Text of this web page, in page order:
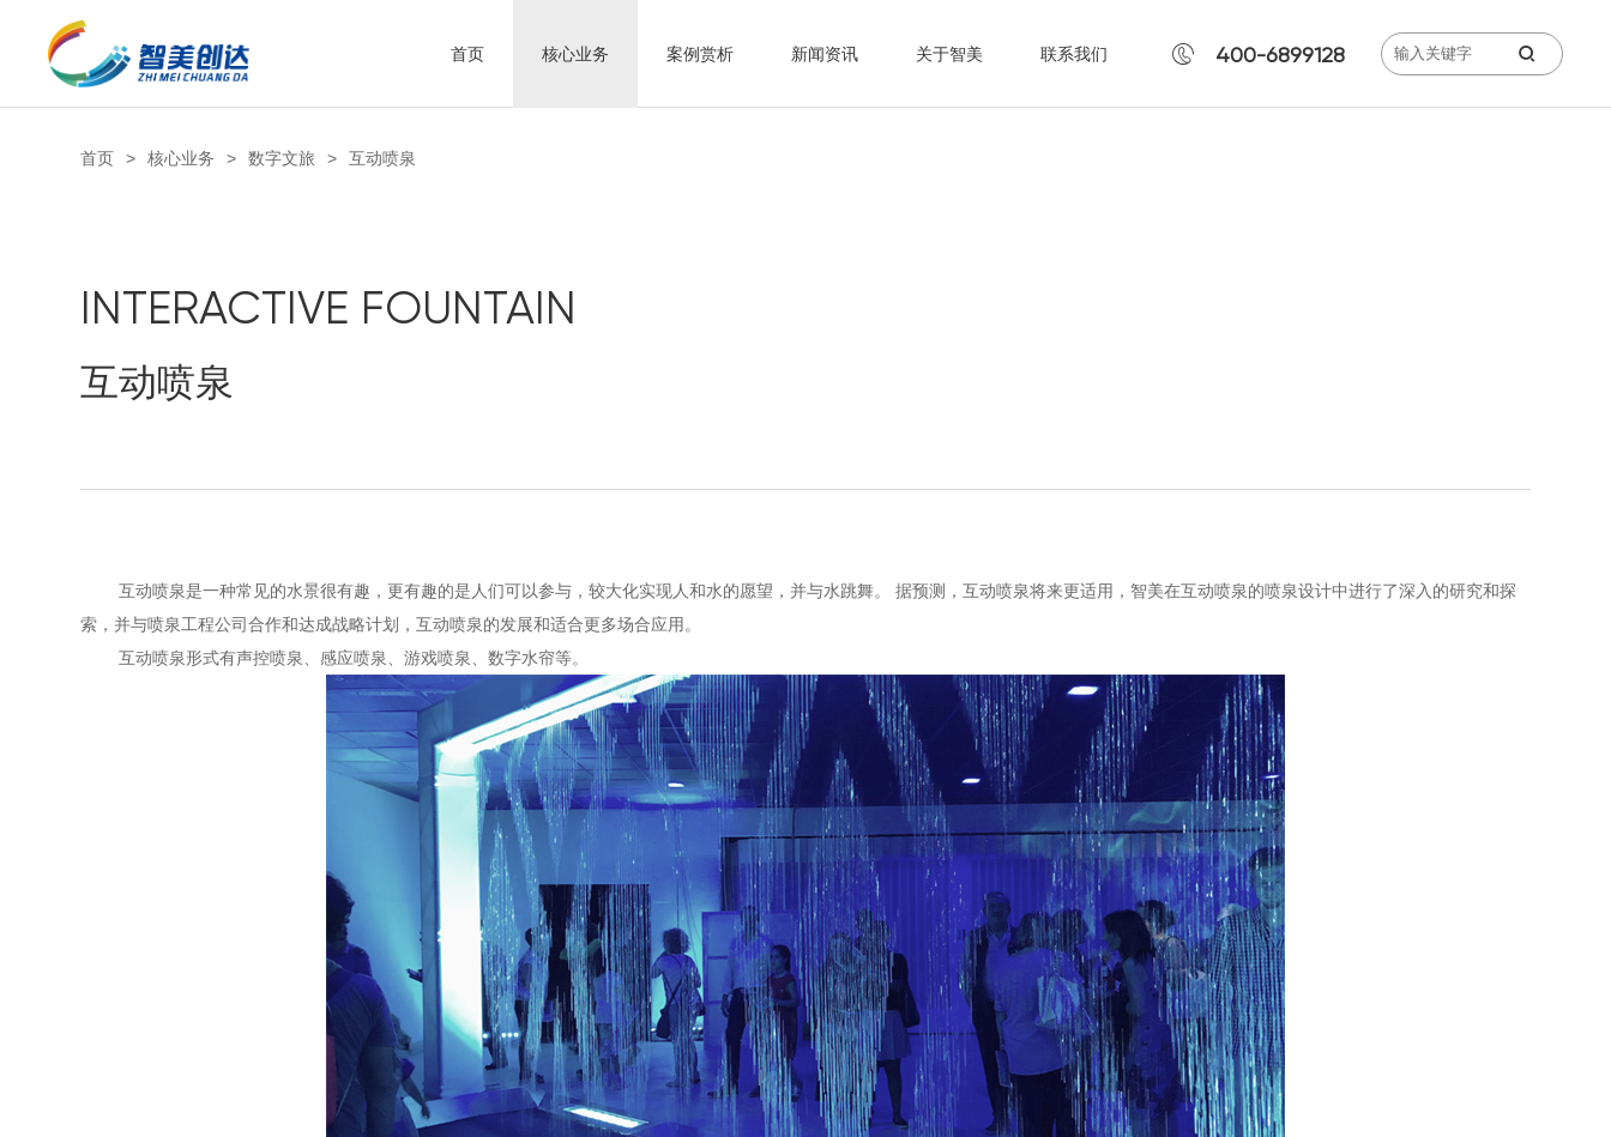
首页 核心业务 案例赏析 新闻资讯 关于智美 联系我们  400-6899128 
首页 > 核心业务 > 数字文旅 > 互动喷泉
INTERACTIVE FOUNTAIN
互动喷泉
互动喷泉是一种常见的水景很有趣，更有趣的是人们可以参与，较大化实现人和水的愿望，并与水跳舞。 据预测，互动喷泉将来更适用，智美在互动喷泉的喷泉设计中进行了深入的研究和探
索，并与喷泉工程公司合作和达成战略计划，互动喷泉的发展和适合更多场合应用。
互动喷泉形式有声控喷泉、感应喷泉、游戏喷泉、数字水帘等。